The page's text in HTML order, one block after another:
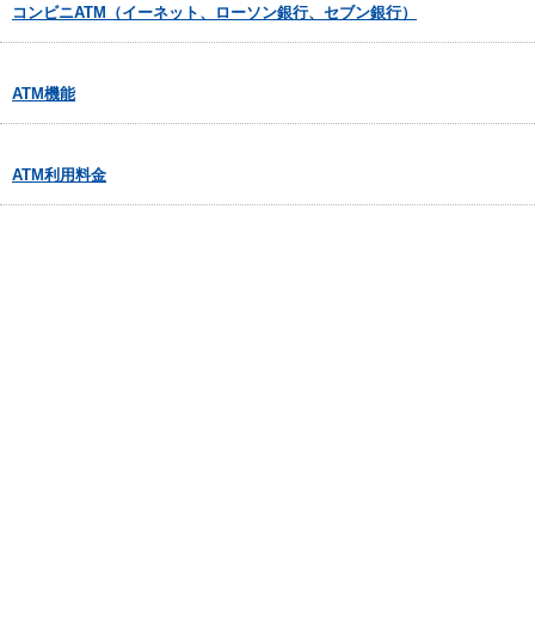
コンビニATM（イーネット、ローソン銀行、セブン銀行）
ATM機能
ATM利用料金